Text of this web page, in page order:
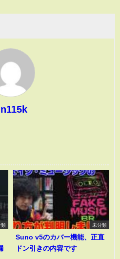
類 未分類
Suno v5のカバー機能、正直
ドン引きの内容です